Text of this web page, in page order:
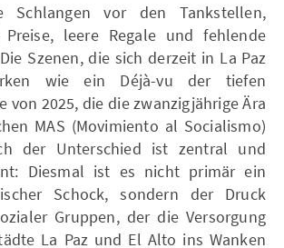
Schlangen vor den Tankstellen,
Preise, leere Regale und fehlende
Szenen, die sich derzeit in La Paz
wie ein Déjà-vu der tiefen
von 2025, die die zwanzigjährige Ära
MAS (Movimiento al Socialismo)
der Unterschied ist zentral und
Diesmal ist es nicht primär ein
Schock, sondern der Druck
Gruppen, der die Versorgung
La Paz und El Alto ins Wanken